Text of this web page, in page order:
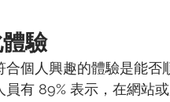
驗
合個人興趣的體驗是能
員有 89% 表示，在網站